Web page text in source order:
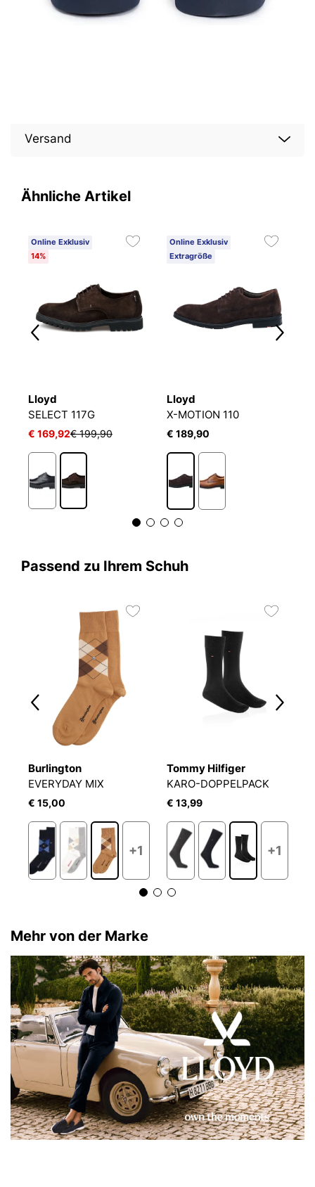
Versand
Ähnliche Artikel
Online Exklusiv
14%
Lloyd
SELECT 117G
€ 169,92€ 199,90
Online Exklusiv
Extragröße
Lloyd
X-MOTION 110
€ 189,90
Passend zu Ihrem Schuh
Burlington
EVERYDAY MIX
€ 15,00
+1
Tommy Hilfiger
KARO-DOPPELPACK
€ 13,99
+1
Mehr von der Marke